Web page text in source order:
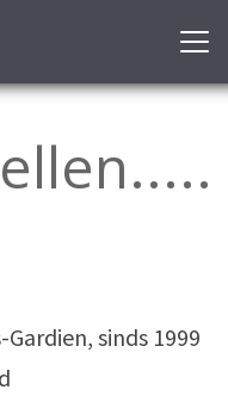
sinds 1999